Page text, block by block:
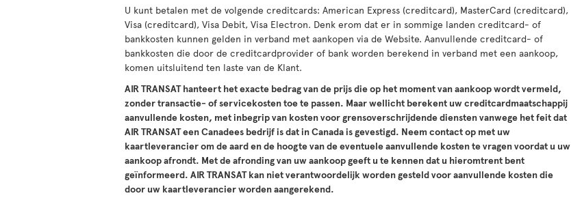
U kunt betalen met de volgende creditcards: American Express (creditcard), MasterCard (creditcard),
Visa (creditcard), Visa Debit, Visa Electron. Denk erom dat er in sommige landen creditcard- of
bankkosten kunnen gelden in verband met aankopen via de Website. Aanvullende creditcard- of
bankkosten die door de creditcardprovider of bank worden berekend in verband met een aankoop,
komen uitsluitend ten laste van de Klant.
AIR TRANSAT hanteert het exacte bedrag van de prijs die op het moment van aankoop wordt vermeld,
zonder transactie- of servicekosten toe te passen. Maar wellicht berekent uw creditcardmaatschappij
aanvullende kosten, met inbegrip van kosten voor grensoverschrijdende diensten vanwege het feit dat
AIR TRANSAT een Canadees bedrijf is dat in Canada is gevestigd. Neem contact op met uw
kaartleverancier om de aard en de hoogte van de eventuele aanvullende kosten te vragen voordat u uw
aankoop afrondt. Met de afronding van uw aankoop geeft u te kennen dat u hieromtrent bent
geïnformeerd. AIR TRANSAT kan niet verantwoordelijk worden gesteld voor aanvullende kosten die
door uw kaartleverancier worden aangerekend.